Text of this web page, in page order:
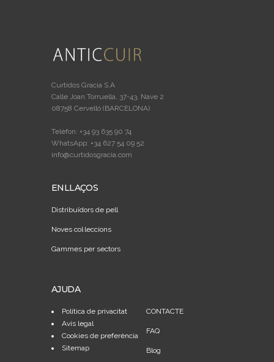
Curtidos Gracia S.A
Calle Joan Torruella, 37-43, Nave 2
08758 Cervelló (BARCELONA)
Telèfon: +34 93 635 90 74
WhatsApp: +34 627 54 09 52
info@curtidosgracia.com
ENLLAÇOS
Distribuïdors de pell
Noves col·leccions
Gammes per sectors
AJUDA
Política de privacitat
Avís legal
Cookies de preferència
Sitemap
CONTACTE
FAQ
Blog